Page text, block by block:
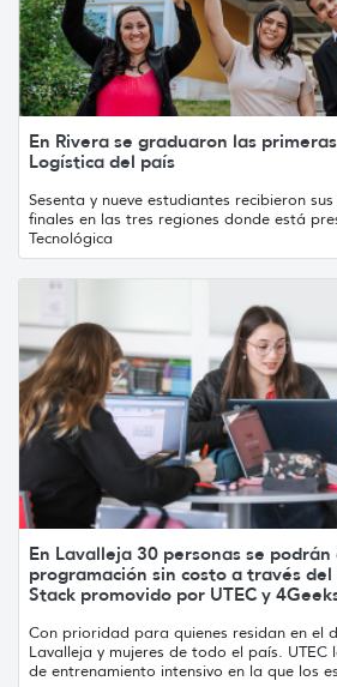
En Rivera se graduaron las
Logística del país
Sesenta y nueve estudiantes recibieron
finales en las tres regiones donde está
Tecnológica
En Lavalleja 30 personas se
programación sin costo a través
Stack promovido por UTEC y
Con prioridad para quienes residan en el
Lavalleja y mujeres de todo el país. UTEC
de entrenamiento intensivo en la que los